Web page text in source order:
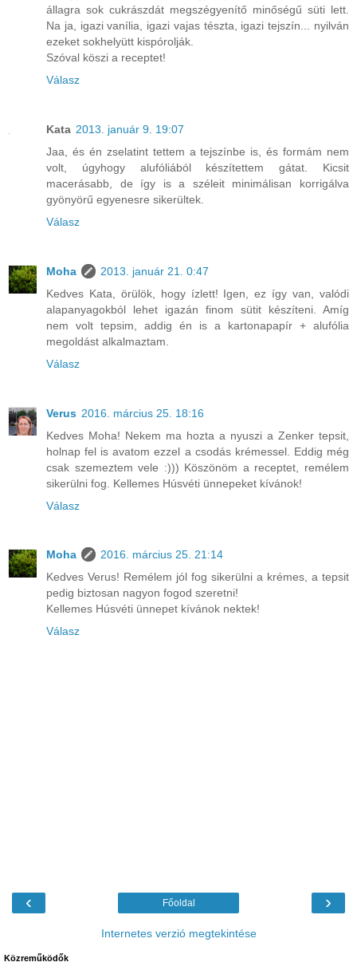
állagra sok cukrászdát megszégyenítő minőségű süti lett.
Na ja, igazi vanília, igazi vajas tészta, igazi tejszín... nyilván
ezeket sokhelyütt kispórolják.
Szóval köszi a receptet!
Válasz
Kata 2013. január 9. 19:07
Jaa, és én zselatint tettem a tejszínbe is, és formám nem
volt, úgyhogy alufóliából készítettem gátat. Kicsit
macerásabb, de így is a széleit minimálisan korrigálva
gyönyörű egyenesre sikerültek.
Válasz
Moha
2013. január 21. 0:47
Kedves Kata, örülök, hogy ízlett! Igen, ez így van, valódi
alapanyagokból lehet igazán finom sütit készíteni. Amíg
nem volt tepsim, addig én is a kartonapapír + alufólia
megoldást alkalmaztam.
Válasz
Verus 2016. március 25. 18:16
Kedves Moha! Nekem ma hozta a nyuszi a Zenker tepsit,
holnap fel is avatom ezzel a csodás krémessel. Eddig még
csak szemeztem vele :))) Köszönöm a receptet, remélem
sikerülni fog. Kellemes Húsvéti ünnepeket kívánok!
Válasz
Moha
2016. március 25. 21:14
Kedves Verus! Remélem jól fog sikerülni a krémes, a tepsit
pedig biztosan nagyon fogod szeretni!
Kellemes Húsvéti ünnepet kívánok nektek!
Válasz
‹ ›
Főoldal
Internetes verzió megtekintése
Közreműködők